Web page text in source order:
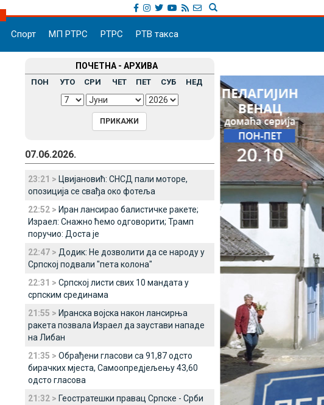
Спорт МП РТРС РТРС РТВ такса
ПОЧЕТНА - АРХИВА
ПОН УТО СРИ ЧЕТ ПЕТ СУБ НЕД
07.06.2026.
23:21 > Цвијановић: СНСД пали моторе,
опозиција се свађа око фотеља
22:52 > Иран лансирао балистичке ракете;
Израел: Снажно ћемо одговорити; Трамп
поручио: Доста је
22:47 > Додик: Не дозволити да се народу у
Српској подвали "пета колона"
22:31 > Српској листи свих 10 мандата у
српским срединама
21:55 > Иранска војска након лансирња
ракета позвала Израел да заустави нападе
на Либан
21:35 > Обрађени гласови са 91,87 одсто
бирачких мјеста, Самоопредјељењу 43,60
одсто гласова
21:32 > Геостратешки правац Српске - Срби